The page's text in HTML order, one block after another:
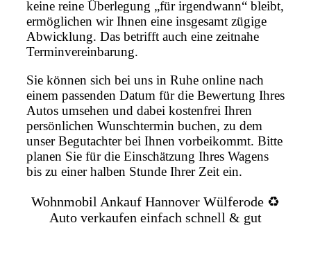
keine reine Überlegung „für irgendwann“ bleibt,
ermöglichen wir Ihnen eine insgesamt zügige
Abwicklung. Das betrifft auch eine zeitnahe
Terminvereinbarung.
Sie können sich bei uns in Ruhe online nach
einem passenden Datum für die Bewertung Ihres
Autos umsehen und dabei kostenfrei Ihren
persönlichen Wunschtermin buchen, zu dem
unser Begutachter bei Ihnen vorbeikommt. Bitte
planen Sie für die Einschätzung Ihres Wagens
bis zu einer halben Stunde Ihrer Zeit ein.
Wohnmobil Ankauf Hannover Wülferode ♻️
Auto verkaufen einfach schnell & gut